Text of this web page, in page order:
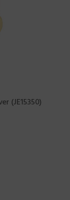
(JE15350)